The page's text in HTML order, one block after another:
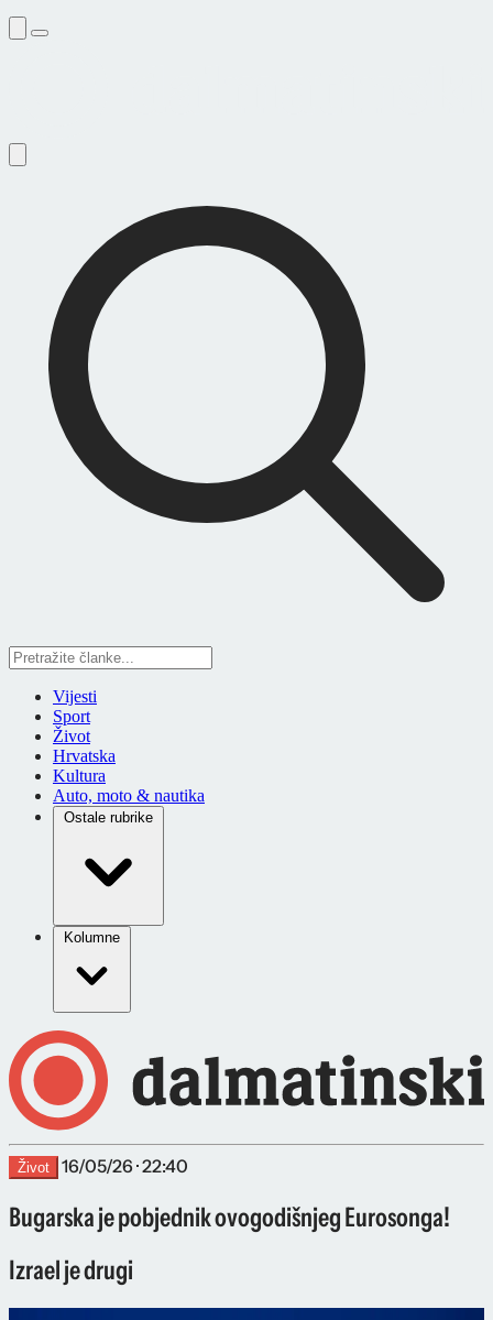
Vijesti
Sport
Život
Hrvatska
Kultura
Auto, moto & nautika
Ostale rubrike
Kolumne
Život 16/05/26 · 22:40
Bugarska je pobjednik ovogodišnjeg Eurosonga!
Izrael je drugi